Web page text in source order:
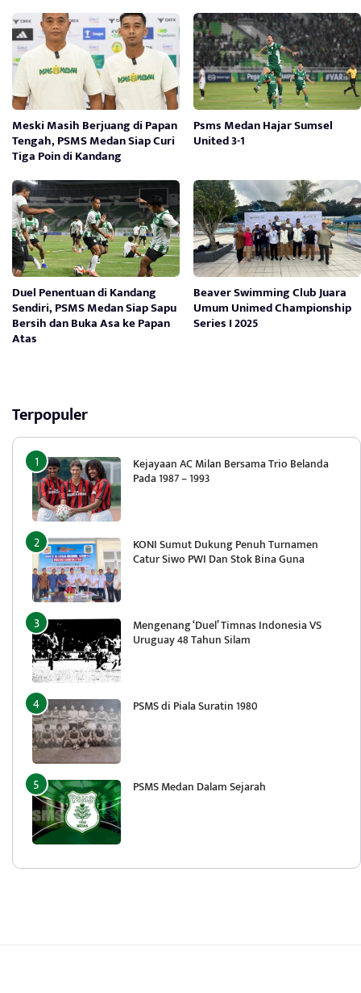
Meski Masih Berjuang di Papan
Tengah, PSMS Medan Siap Curi
Tiga Poin di Kandang
Psms Medan Hajar Sumsel
United 3-1
Duel Penentuan di Kandang
Sendiri, PSMS Medan Siap Sapu
Bersih dan Buka Asa ke Papan
Atas
Beaver Swimming Club Juara
Umum Unimed Championship
Series I 2025
Terpopuler
Kejayaan AC Milan Bersama Trio Belanda
Pada 1987 – 1993
KONI Sumut Dukung Penuh Turnamen
Catur Siwo PWI Dan Stok Bina Guna
Mengenang ‘Duel’ Timnas Indonesia VS
Uruguay 48 Tahun Silam
PSMS di Piala Suratin 1980
PSMS Medan Dalam Sejarah